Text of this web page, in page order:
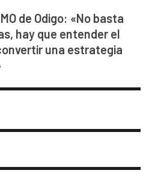
de Odigo: «No basta
hay que entender el
una estrategia